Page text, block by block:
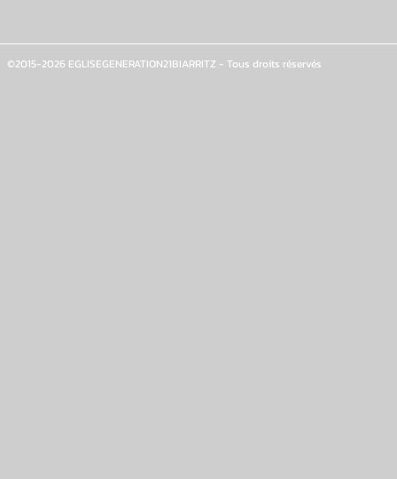
©2015-2026 EGLISEGENERATION21BIARRITZ - Tous droits réservés